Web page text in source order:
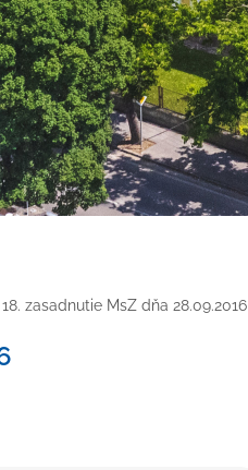
18. zasadnutie MsZ dňa 28.09.2016